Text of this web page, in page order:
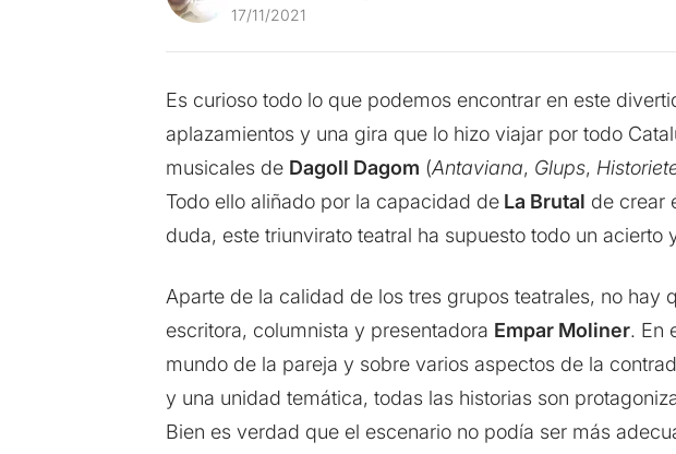
17/11/2021
Es curioso todo lo que podemos encontrar en este
aplazamientos y una gira que lo hizo viajar por todo
musicales de Dagoll Dagom (Antaviana, Glups,
Todo ello aliñado por la capacidad deLa Brutal de crear
duda, este triunvirato teatral ha supuesto todo un
Aparte de la calidad de los tres grupos teatrales, no
escritora, columnista y presentadora Empar Moliner. En
mundo de la pareja y sobre varios aspectos de la
y una unidad temática, todas las historias son
Bien es verdad que el escenario no podía ser más